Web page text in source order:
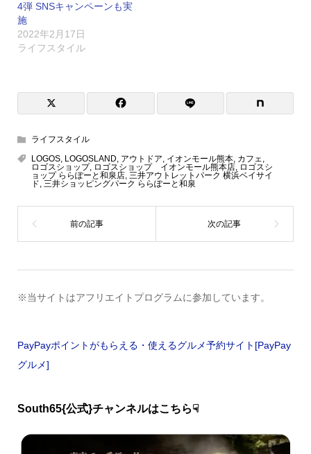
4弾 SNSキャンペーンも実
施
2022年2月17日
ライフスタイル
ライフスタイル
LOGOS, LOGOSLAND, アウトドア, イオンモール熊本, カフェ,
ロゴスショップ, ロゴスショップ イオンモール熊本店, ロゴスシ
ョップ ららぽーと和泉店, 三井アウトレットパーク 横浜ベイサイ
ド, 三井ショッピングパーク ららぽーと和泉
※当サイトはアフリエイトプログラムに参加しています。
PayPayポイントがもらえる・使えるグルメ予約サイト[PayPay
グルメ]
South65{公式}チャンネルはこちら☟